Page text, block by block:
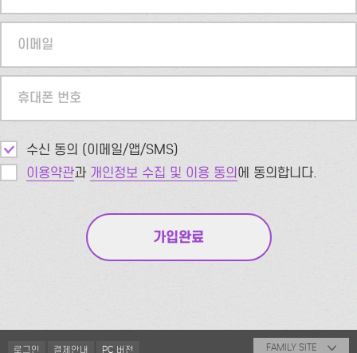
이메일
휴대폰 번호
수신 동의 (이메일/앱/SMS)
이용약관과 개인정보 수집 및 이용 동의에 동의합니다.
로그인 결제안내 PC 버전 FAMILY SITE